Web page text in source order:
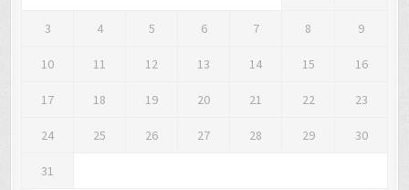
3 4 5 6 7 8 9
10 11 12 13 14 15 16
17 18 19 20 21 22 23
24 25 26 27 28 29 30
31